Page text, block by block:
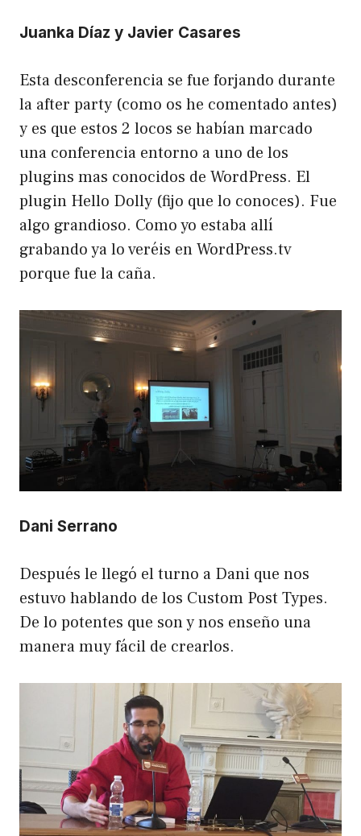
Juanka Díaz y Javier Casares
Esta desconferencia se fue forjando durante
la after party (como os he comentado antes)
y es que estos 2 locos se habían marcado
una conferencia entorno a uno de los
plugins mas conocidos de WordPress. El
plugin Hello Dolly (fijo que lo conoces). Fue
algo grandioso. Como yo estaba allí
grabando ya lo veréis en WordPress.tv
porque fue la caña.
Dani Serrano
Después le llegó el turno a Dani que nos
estuvo hablando de los Custom Post Types.
De lo potentes que son y nos enseño una
manera muy fácil de crearlos.